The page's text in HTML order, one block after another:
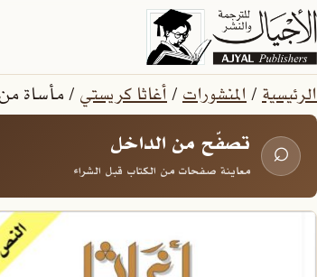
الرئيسية/المنشورات/أغاثا كريستي / مأساة
⌕ تصفّح من الداخل
معاينة صفحات من الكتاب قبل الشراء